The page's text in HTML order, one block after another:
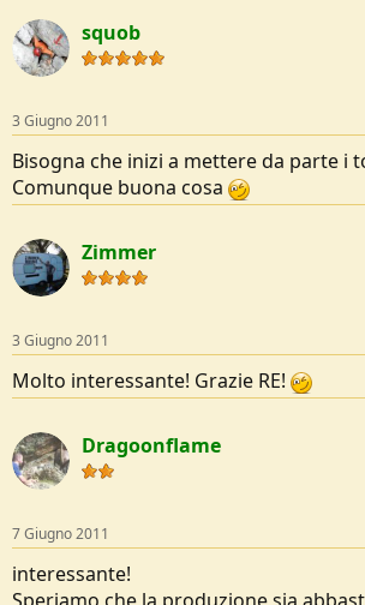
squob
3 Giugno 2011
Bisogna che inizi a mettere da parte i
Comunque buona cosa
Zimmer
3 Giugno 2011
Molto interessante! Grazie RE!
Dragoonflame
7 Giugno 2011
interessante!